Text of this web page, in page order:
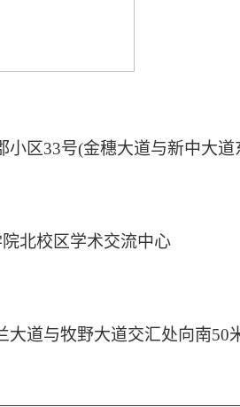
小区33号(金穗大道与新中大道
北校区学术交流中心
大道与牧野大道交汇处向南50